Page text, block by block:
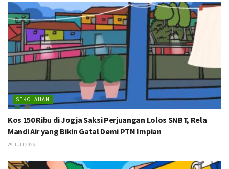
SEKOLAHAN
Kos 150 Ribu di Jogja Saksi Perjuangan Lolos SNBT, Rela
Mandi Air yang Bikin Gatal Demi PTN Impian
29 JULI 2026